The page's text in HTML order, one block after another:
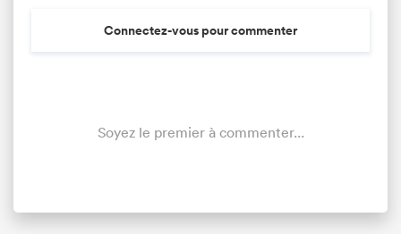
Connectez-vous pour commenter
Soyez le premier à commenter...